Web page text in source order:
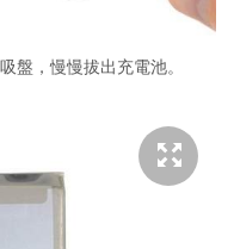
盤，慢慢拔出充電池。